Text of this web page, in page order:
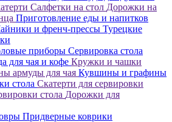
Салфетки на стол Дорожки на
Приготовление еды и напитков
и френч-прессы Турецкие
приборы Сервировка стола
для чая и кофе Кружки и чашки
армуды для чая Кувшины и графины
стола Скатерти для сервировки
стола Дорожки для
Придверные коврики